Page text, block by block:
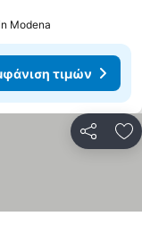
Modena
τιμών